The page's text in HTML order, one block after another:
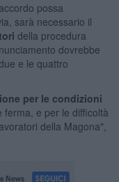
possa
sarà necessario il
della procedura
dovrebbe
e le quattro
per le condizioni
ferma, e per le difficoltà
della Magona",